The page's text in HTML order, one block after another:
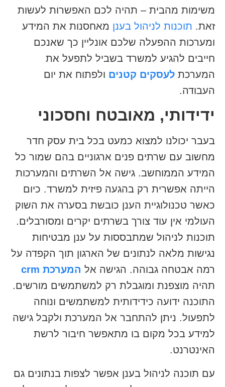
משימות מהבית – תהיה לכם האפשרות לעשות
זאת. תוכנות לניהול בענןמאחסנות את המידע
ומערכות ההפעלה שלכם אונליין כך שאנכם
חייבים להגיע למשרד בשביל לתפעל את
המערכת לעסקים קטניםולפתוח את יום
העבודה.
ידידותי, מאובטח וחסכוני
בעבר יכולנו למצוא כמעט בכל בית עסק חדר
מחשוב עם שרתים פנים ארגוניים בהם שמור כל
המידע הממוחשב. גישה אל השרתים והמערכות
הייתה אפשרית רק בהגעה פיזית למשרד. כיום
כאשר טכנולוגיית הענן כובשת בסערה את השוק
העולמי אין עוד צורך בשרתים יקרים ומסורבלים.
תוכנות לניהול שמתבססות על ענן מבטיחות
נגישות מלאה לנתונים של הארגון תוך הקפדה על
רמה אבטחה גבוהה. הגישה אל המערכת crm
תהיה מוצפנת ומוגבלת רק למשתמשים מורשים.
התוכנה ידועה כידידותית למשתמשים ונוחה
לתפעול. ניתן להתחבר אל המערכת ולקבל גישה
למידע בכל מקום בו מתאפשר חיבור לרשת
האינטרנט.
עם תוכנה לניהול בענן אפשר לצפות בנתונים גם